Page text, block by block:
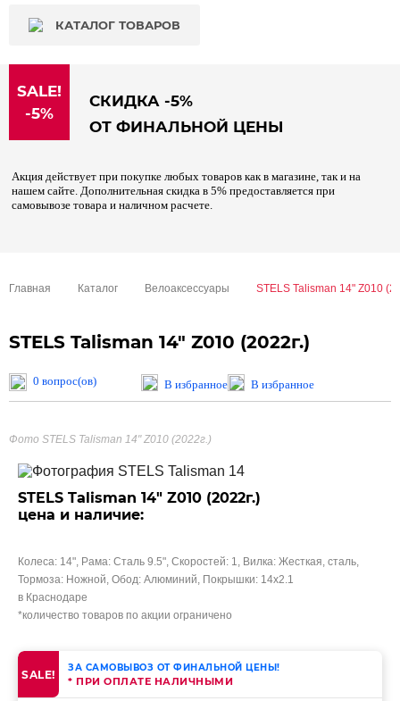
КАТАЛОГ ТОВАРОВ
SALE!
-5%
СКИДКА -5%
ОТ ФИНАЛЬНОЙ ЦЕНЫ
Акция действует при покупке любых товаров как в магазине, так и на
нашем сайте. Дополнительная скидка в 5% предоставляется при
самовывозе товара и наличном расчете.
Главная Каталог Велоаксессуары STELS Talisman 14" Z010
STELS Talisman 14" Z010 (2022г.)
0 вопрос(ов) В избранное В избранное
Фото STELS Talisman 14" Z010 (2022г.)
STELS Talisman 14" Z010 (2022г.)
цена и наличие:
Колеса: 14", Рама: Сталь 9.5", Скоростей: 1, Вилка: Жесткая, сталь,
Тормоза: Ножной, Обод: Алюминий, Покрышки: 14х2.1
в Краснодаре
*количество товаров по акции ограничено
SALE! ЗА САМОВЫВОЗ ОТ ФИНАЛЬНОЙ ЦЕНЫ!
* ПРИ ОПЛАТЕ НАЛИЧНЫМИ